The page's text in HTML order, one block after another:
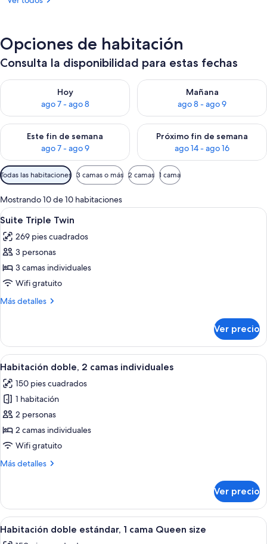
Opciones de habitación
Consulta la disponibilidad para estas fechas
Hoy
ago 7 - ago 8
Consulta la disponibilidad para hoy ago 7 - ago 8
Mañana
ago 8 - ago 9
Consulta la disponibilidad
Este fin de semana
ago 7 - ago 9
Consulta la disponibilidad para este fin de semana ago 7 -
Próximo fin de semana
ago 14 - ago 16
Consulta la disponibilidad
Filtros
disponibles
para
las
habitaciones
Todas las habitaciones 3 camas o más 2 camas 1 cama
Mostrando 10 de 10 habitaciones
Abrir
todas
las
fotos
de
Suite
Triple
Habitación de hotel con dos camas,
10
Suite Triple Twin
269 pies cuadrados
3 personas
3 camas individuales
Wifi gratuito
Más detalles
Más
Triple
Twin
Ver precio
Abrir
todas
las
fotos
de
Habitación
doble,
camas
Habitación de hotel con dos camas,
6
Habitación doble, 2 camas individuales
150 pies cuadrados
1 habitación
2 personas
2 camas individuales
Wifi gratuito
Más detalles
Más
doble,
camas
Ver precio
Abrir
todas
Una cama bien hecha con un cojín
12
Habitación doble estándar, 1 cama Queen size